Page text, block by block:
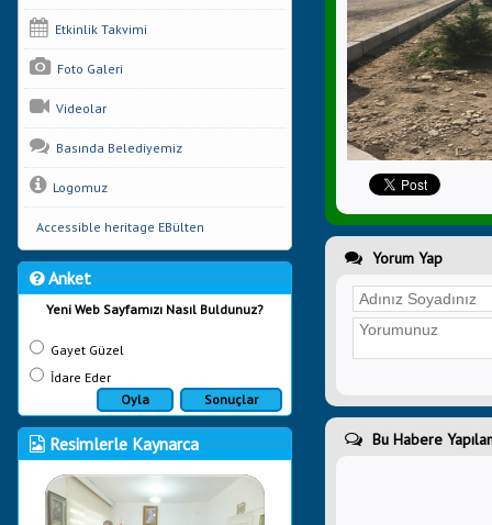
Etkinlik Takvimi
Foto Galeri
Videolar
Basında Belediyemiz
Logomuz
Accessible heritage EBülten
Anket
Yeni Web Sayfamızı Nasıl Buldunuz?
Gayet Güzel
İdare Eder
Sonuçlar
Oyla
Resimlerle Kaynarca
Yorum Yap
Bu Habere